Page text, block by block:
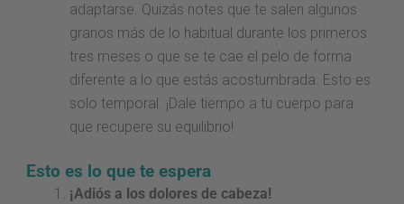
adaptarse. Quizás notes que te salen algunos
granos más de lo habitual durante los primeros
tres meses o que se te cae el pelo de forma
diferente a lo que estás acostumbrada. Esto es
solo temporal. ¡Dale tiempo a tu cuerpo para
que recupere su equilibrio!
Esto es lo que te espera
¡Adiós a los dolores de cabeza!